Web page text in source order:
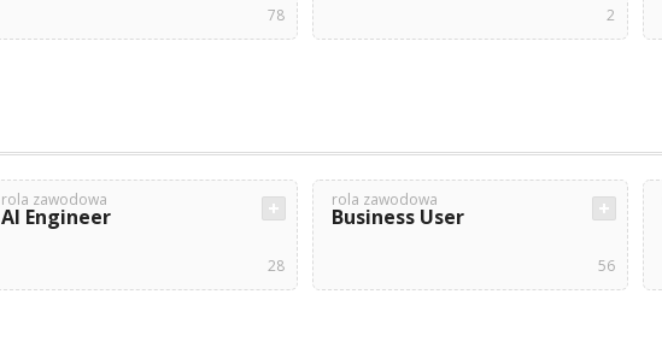
78 2
rola zawodowa
AI Engineer
28
rola zawodowa
Business User
56